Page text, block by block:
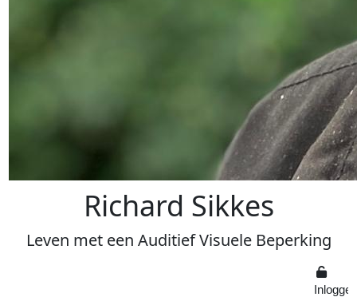
Richard Sikkes
Leven met een AuditiefVisuele Beperking